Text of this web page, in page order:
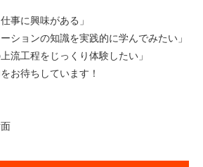
事に興味がある」
ションの知識を実践的に学んでみたい」
流工程をじっくり体験したい」
お待ちしています！